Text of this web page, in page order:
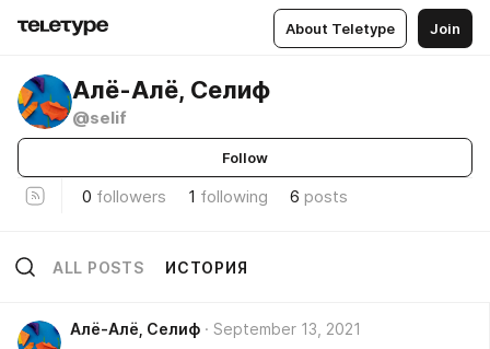
About Teletype Join
Алë-Алë, Селиф
@selif
Follow
0 followers 1 following 6 posts
ALL POSTS ИСТОРИЯ
Алë-Алë, Селиф September 13, 2021